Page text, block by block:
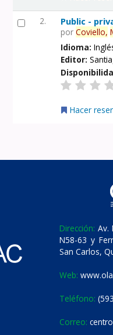
2. Public -
porCoviello,
Idioma:
Editor:
Hacer
Dirección: Av.
N58-63 y
San Carlos,
Web:
Teléfono:
Correo: